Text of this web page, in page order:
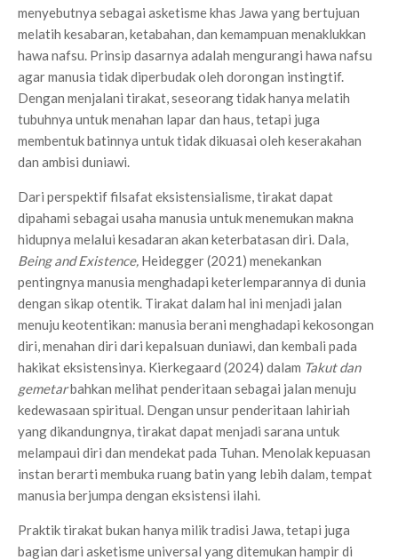
menyebutnya sebagai asketisme khas Jawa yang bertujuan
melatih kesabaran, ketabahan, dan kemampuan menaklukkan
hawa nafsu. Prinsip dasarnya adalah mengurangi hawa nafsu
agar manusia tidak diperbudak oleh dorongan instingtif.
Dengan menjalani tirakat, seseorang tidak hanya melatih
tubuhnya untuk menahan lapar dan haus, tetapi juga
membentuk batinnya untuk tidak dikuasai oleh keserakahan
dan ambisi duniawi.
Dari perspektif filsafat eksistensialisme, tirakat dapat
dipahami sebagai usaha manusia untuk menemukan makna
hidupnya melalui kesadaran akan keterbatasan diri. Dala,
Being and Existence, Heidegger (2021) menekankan
pentingnya manusia menghadapi keterlemparannya di dunia
dengan sikap otentik. Tirakat dalam hal ini menjadi jalan
menuju keotentikan: manusia berani menghadapi kekosongan
diri, menahan diri dari kepalsuan duniawi, dan kembali pada
hakikat eksistensinya. Kierkegaard (2024) dalam Takut dan
gemetarbahkan melihat penderitaan sebagai jalan menuju
kedewasaan spiritual. Dengan unsur penderitaan lahiriah
yang dikandungnya, tirakat dapat menjadi sarana untuk
melampaui diri dan mendekat pada Tuhan. Menolak kepuasan
instan berarti membuka ruang batin yang lebih dalam, tempat
manusia berjumpa dengan eksistensi ilahi.
Praktik tirakat bukan hanya milik tradisi Jawa, tetapi juga
bagian dari asketisme universal yang ditemukan hampir di